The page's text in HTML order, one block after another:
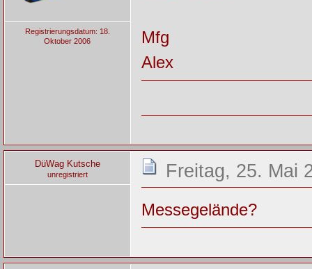
Registrierungsdatum: 18.
Oktober 2006
Mfg
Alex
DüWag Kutsche
unregistriert Freitag, 25. Mai
Messegelände?